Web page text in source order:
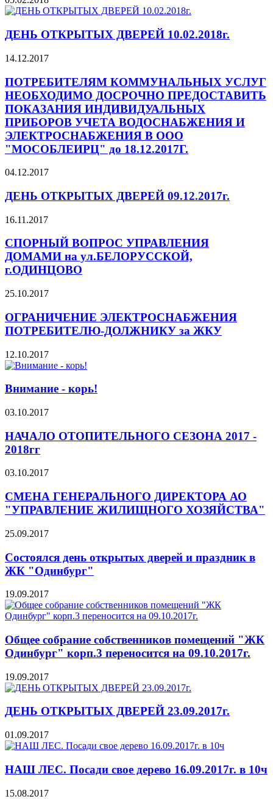
ДЕНЬ ОТКРЫТЫХ ДВЕРЕЙ 10.02.2018г.
14.12.2017
ПОТРЕБИТЕЛЯМ КОММУНАЛЬНЫХ УСЛУГ
НЕОБХОДИМО ДОСРОЧНО ПРЕДОСТАВИТЬ
ПОКАЗАНИЯ ИНДИВИДУАЛЬНЫХ
ПРИБОРОВ УЧЕТА ВОДОСНАБЖЕНИЯ И
ЭЛЕКТРОСНАБЖЕНИЯ В ООО
"МОСОБЛЕИРЦ" до 18.12.2017Г.
04.12.2017
ДЕНЬ ОТКРЫТЫХ ДВЕРЕЙ 09.12.2017г.
16.11.2017
СПОРНЫЙ ВОПРОС УПРАВЛЕНИЯ
ДОМАМИ на ул.БЕЛОРУССКОЙ,
г.ОДИНЦОВО
25.10.2017
ОГРАНИЧЕНИЕ ЭЛЕКТРОСНАБЖЕНИЯ
ПОТРЕБИТЕЛЮ-ДОЛЖНИКУ за ЖКУ
12.10.2017
Внимание - корь!
03.10.2017
НАЧАЛО ОТОПИТЕЛЬНОГО СЕЗОНА 2017 -
2018гг
03.10.2017
СМЕНА ГЕНЕРАЛЬНОГО ДИРЕКТОРА АО
"УПРАВЛЕНИЕ ЖИЛИЩНОГО ХОЗЯЙСТВА"
25.09.2017
Состоялся день открытых дверей и праздник в
ЖК "Одинбург"
19.09.2017
Общее собрание собственников помещений "ЖК
Одинбург" корп.3 переносится на 09.10.2017г.
19.09.2017
ДЕНЬ ОТКРЫТЫХ ДВЕРЕЙ 23.09.2017г.
01.09.2017
НАШ ЛЕС. Посади свое дерево 16.09.2017г. в 10ч
15.08.2017